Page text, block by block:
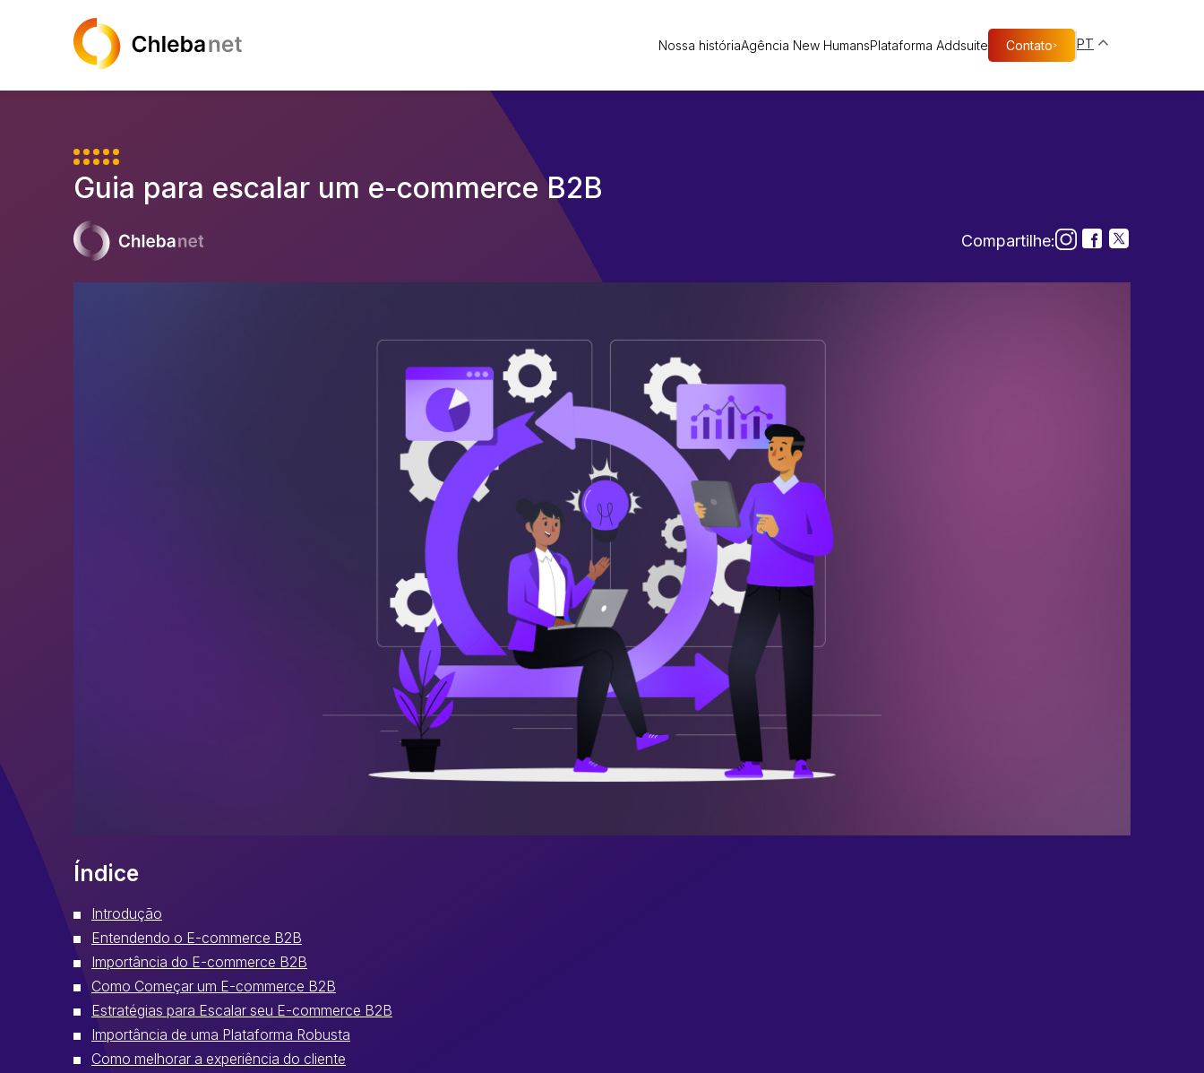
Nossa históriaAgência New HumansPlataforma Addsuite Contato > PT
Guia para escalar um e-commerce B2B
Compartilhe:
Índice
Introdução
Entendendo o E-commerce B2B
Importância do E-commerce B2B
Como Começar um E-commerce B2B
Estratégias para Escalar seu E-commerce B2B
Importância de uma Plataforma Robusta
Como melhorar a experiência do cliente